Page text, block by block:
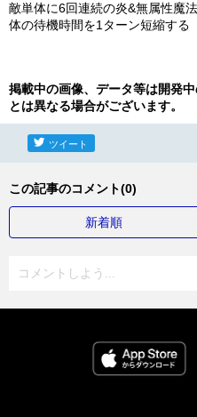
敵単体に6回連続の炎&無属性魔
体の待機時間を1ターン短縮する
掲載中の画像、データ等は開発
とは異なる場合がございます。
ツイート
この記事のコメント(0)
新着順
コメントしよう...